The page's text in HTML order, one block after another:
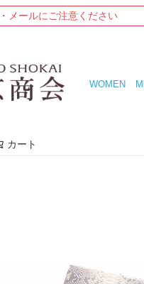
メールにご注意ください
WOMEN
カート